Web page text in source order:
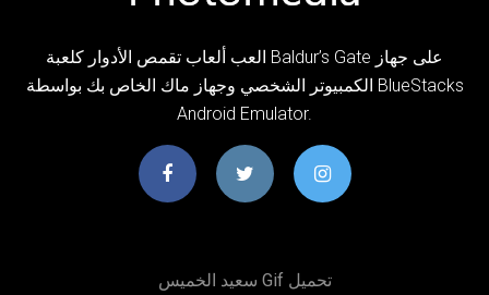
العب ألعاب تقمص الأدوار كلعبة Baldur’s Gate على جهاز
الكمبيوتر الشخصي وجهاز ماك الخاص بك بواسطة BlueStacks
Android Emulator.
سعيد الخميس Gif تحميل